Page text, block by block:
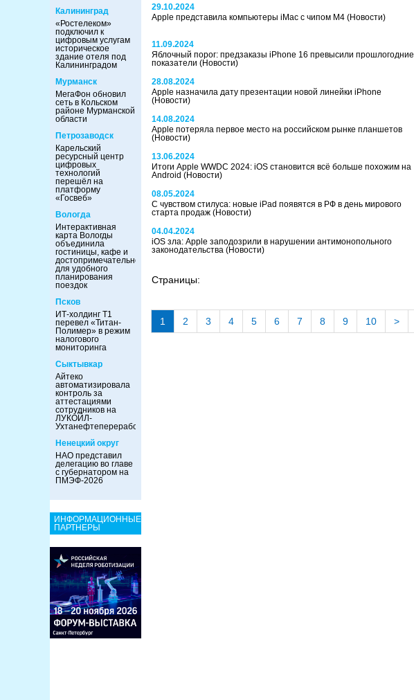
Калининград
«Ростелеком»
подключил к
цифровым услугам
историческое
здание отеля под
Калининградом
Мурманск
МегаФон обновил
сеть в Кольском
районе Мурманской
области
Петрозаводск
Карельский
ресурсный центр
цифровых
технологий
перешёл на
платформу
«Госвеб»
Вологда
Интерактивная
карта Вологды
объединила
гостиницы, кафе и
достопримечательности
для удобного
планирования
поездок
Псков
ИТ-холдинг Т1
перевел «Титан-
Полимер» в режим
налогового
мониторинга
Сыктывкар
Айтеко
автоматизировала
контроль за
аттестациями
сотрудников на
ЛУКОЙЛ-
Ухтанефтепереработка
Ненецкий округ
НАО представил
делегацию во главе
с губернатором на
ПМЭФ-2026
ИНФОРМАЦИОННЫЕ
ПАРТНЕРЫ
29.10.2024
Apple представила компьютеры iMac с чипом М4 (Новости)
11.09.2024
Яблочный порог: предзаказы iPhone 16 превысили прошлогодние
показатели (Новости)
28.08.2024
Apple назначила дату презентации новой линейки iPhone
(Новости)
14.08.2024
Apple потеряла первое место на российском рынке планшетов
(Новости)
13.06.2024
Итоги Apple WWDC 2024: iOS становится всё больше похожим на
Android (Новости)
08.05.2024
С чувством стилуса: новые iPad появятся в РФ в день мирового
старта продаж (Новости)
04.04.2024
iOS зла: Apple заподозрили в нарушении антимонопольного
законодательства (Новости)
Страницы:
1 2 3 4 5 6 7 8 9 10 >